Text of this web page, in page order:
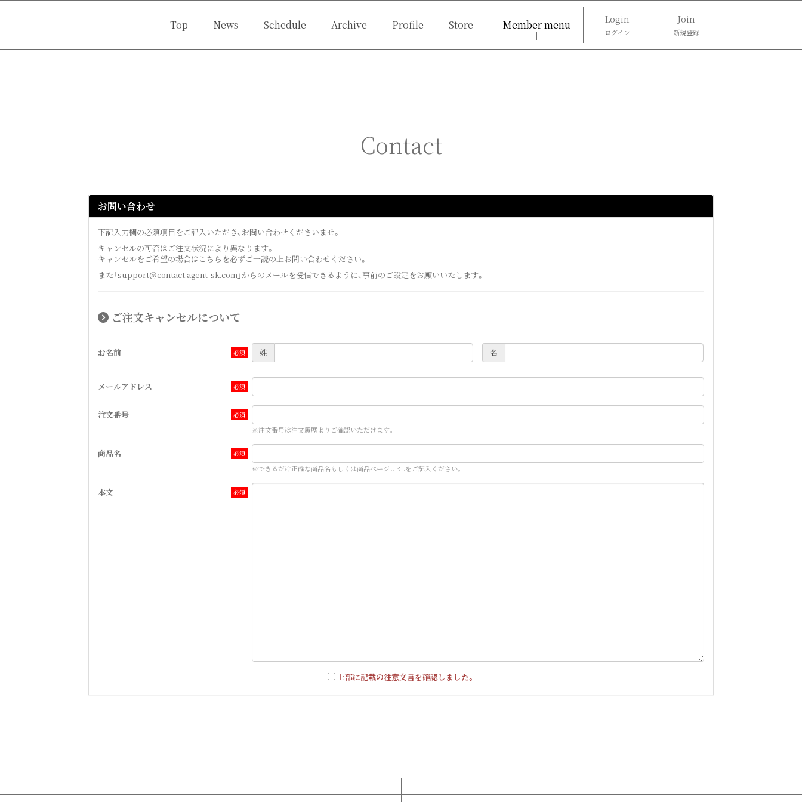
Top News Schedule Archive Profile Store Member menu Login
ログイン
Join
新規登録
Live Streaming Today’s Quote
Contact
お問い合わせ
下記入力欄の必須項目をご記入いただき、お問い合わせくださいませ。
キャンセルの可否はご注文状況により異なります。
キャンセルをご希望の場合はこちら を必ずご一読の上お問い合わせください。
また「support@contact.agent-sk.com」からのメールを受信できるように、事前のご設定をお願いいたします。
ご注文キャンセルについて
お名前 姓 名
メールアドレス
注文番号
※注文番号は注文履歴よりご確認いただけます。
商品名
※できるだけ正確な商品名もしくは商品ページURLをご記入ください。
本文
上部に記載の注意文言を確認しました。